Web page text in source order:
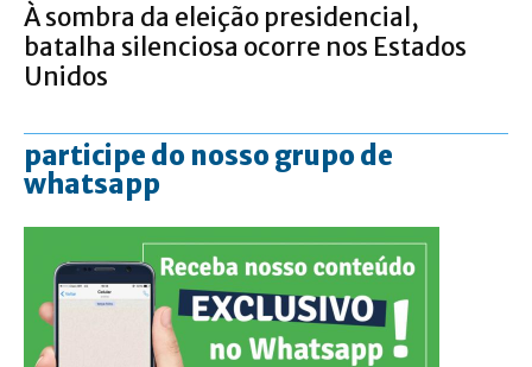
À sombra da eleição presidencial,
batalha silenciosa ocorre nos Estados
Unidos
participe do nosso grupo de
whatsapp